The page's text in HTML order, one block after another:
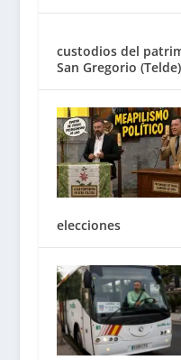
custodios del
San Gregorio
elecciones